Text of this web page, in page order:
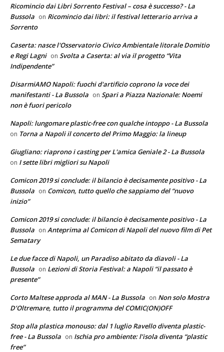
Ricomincio dai Libri Sorrento Festival – cosa è successo? - La
Bussola on Ricomincio dai libri: il festival letterario arriva a
Sorrento
Caserta: nasce l'Osservatorio Civico Ambientale litorale Domitio
e Regi Lagni on Svolta a Caserta: al via il progetto “Vita
Indipendente”
DisarmiAMO Napoli: fuochi d'artificio coprono la voce dei
manifestanti - La Bussola on Spari a Piazza Nazionale: Noemi
non è fuori pericolo
Napoli: lungomare plastic-free con qualche intoppo - La Bussola
on Torna a Napoli il concerto del Primo Maggio: la lineup
Giugliano: riaprono i casting per L'amica Geniale 2 - La Bussola
on I sette libri migliori su Napoli
Comicon 2019 si conclude: il bilancio è decisamente positivo - La
Bussola on Comicon, tutto quello che sappiamo del “nuovo
inizio”
Comicon 2019 si conclude: il bilancio è decisamente positivo - La
Bussola on Anteprima al Comicon di Napoli del nuovo film di Pet
Sematary
Le due facce di Napoli, un Paradiso abitato da diavoli - La
Bussola on Lezioni di Storia Festival: a Napoli “il passato è
presente”
Corto Maltese approda al MAN - La Bussola on Non solo Mostra
D’Oltremare, tutto il programma del COMIC(ON)OFF
Stop alla plastica monouso: dal 1 luglio Ravello diventa plastic-
free - La Bussola on Ischia pro ambiente: l’isola diventa “plastic
free”